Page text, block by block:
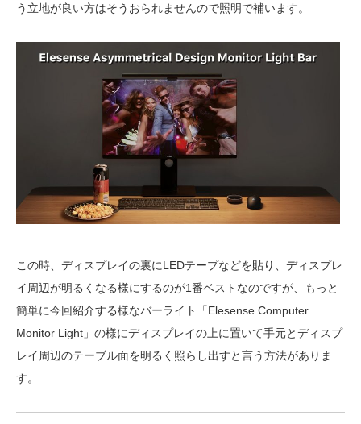
う立地が良い方はそうおられませんので照明で補います。
この時、ディスプレイの裏にLEDテープなどを貼り、ディスプレ
イ周辺が明るくなる様にするのが1番ベストなのですが、もっと
簡単に今回紹介する様なバーライト「Elesense Computer
Monitor Light」の様にディスプレイの上に置いて手元とディスプ
レイ周辺のテーブル面を明るく照らし出すと言う方法がありま
す。